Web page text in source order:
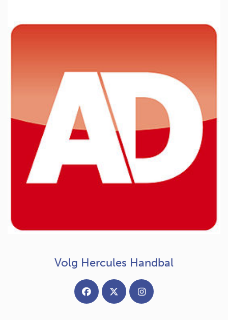
Volg Hercules Handbal